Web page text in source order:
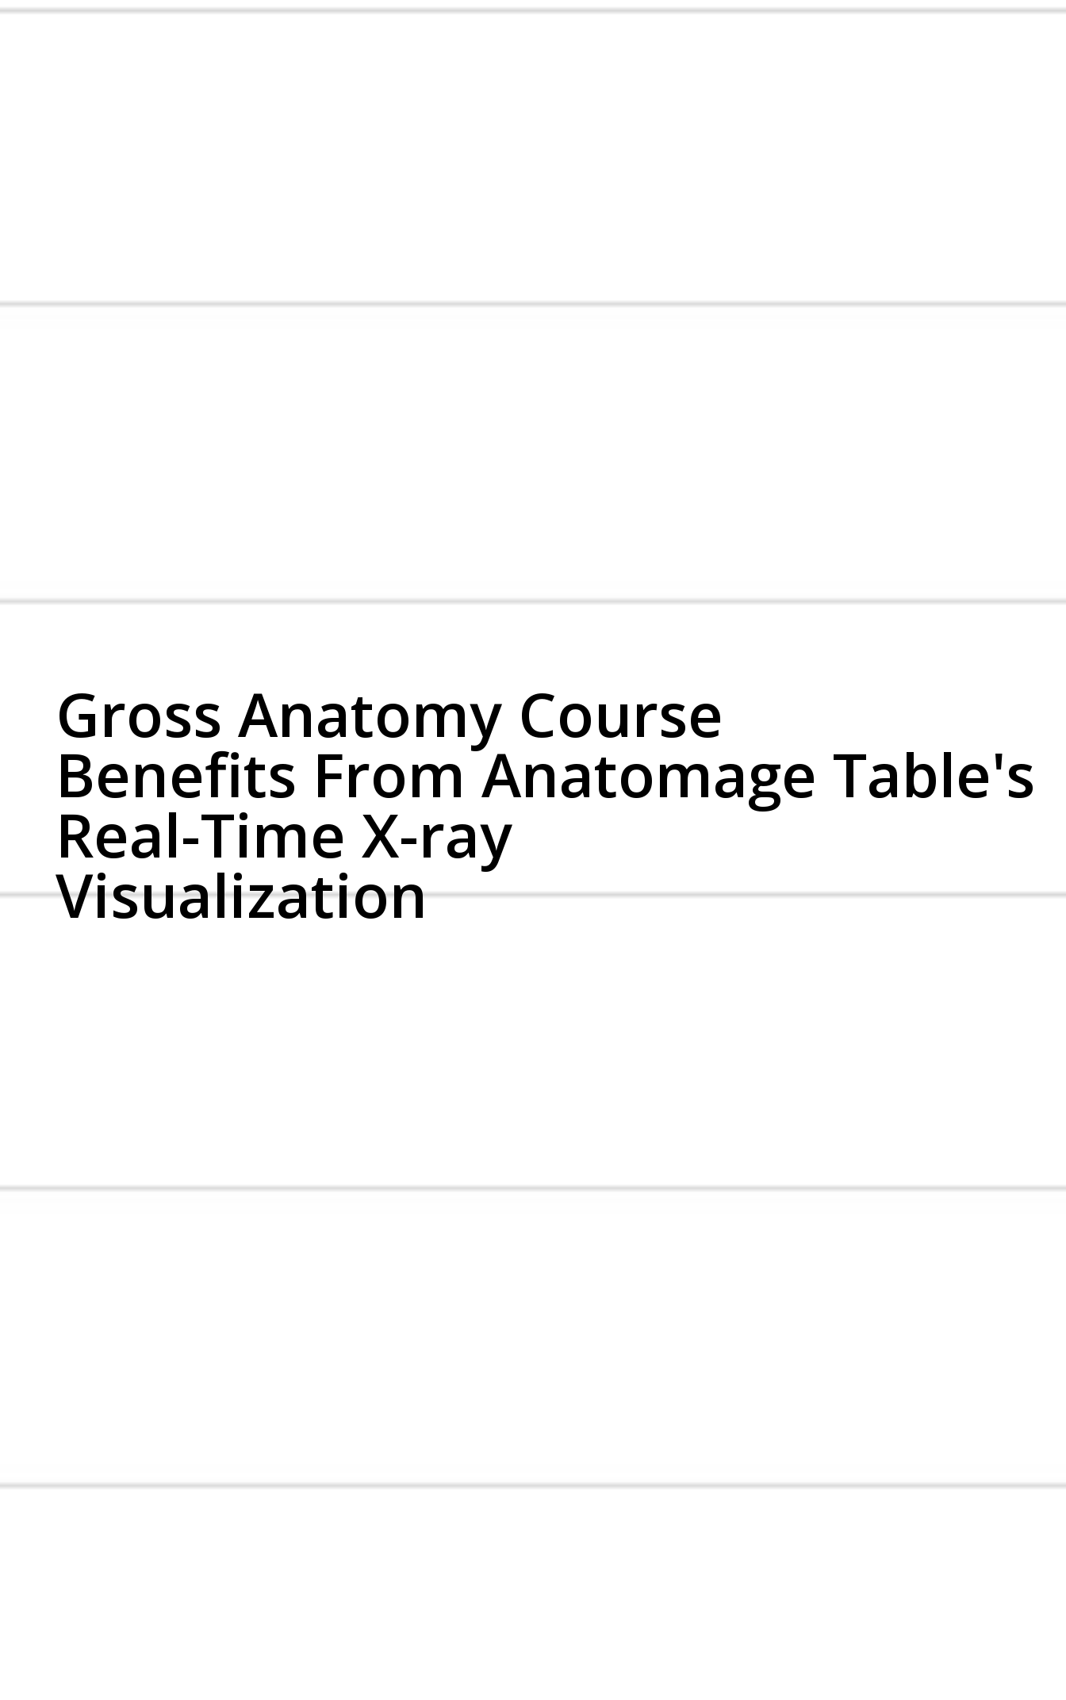
Gross Anatomy Course
Benefits From Anatomage Table's
Real-Time X-ray
Visualization